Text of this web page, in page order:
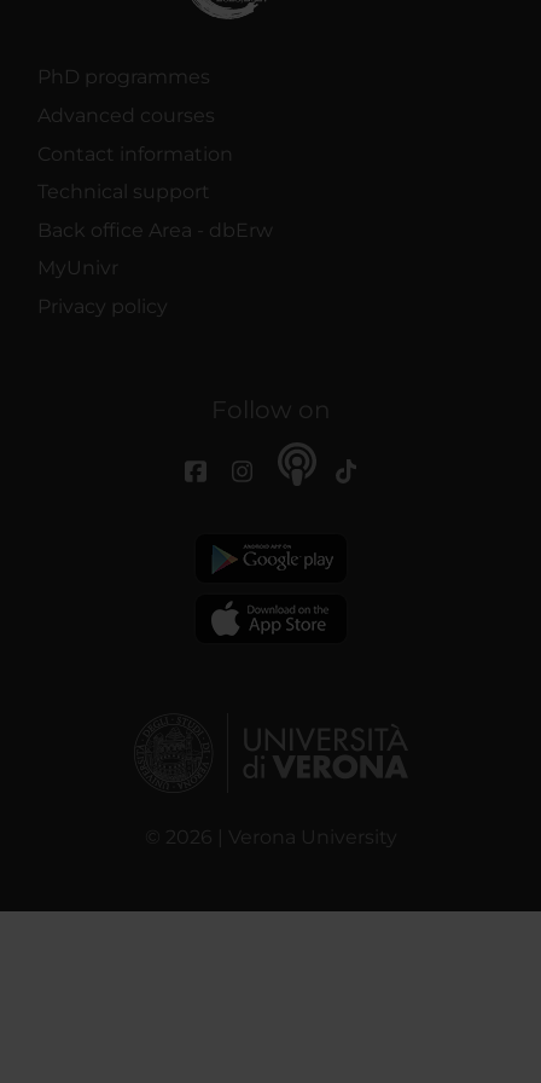
PhD programmes
Advanced courses
Contact information
Technical support
Back office Area - dbErw
MyUnivr
Privacy policy
Follow on
© 2026 | Verona University